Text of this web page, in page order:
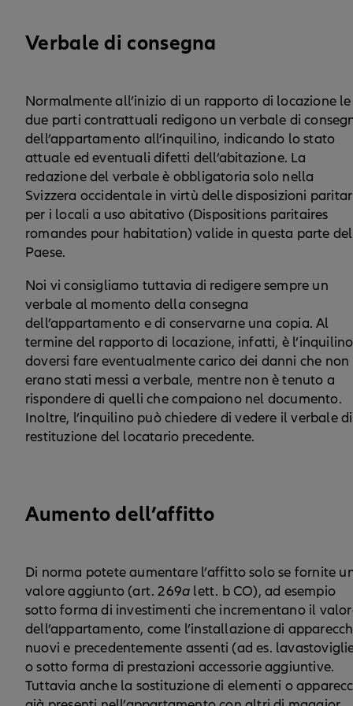
Verbale di consegna
Normalmente all’inizio di un rapporto di locazione le
due parti contrattuali redigono un verbale di
dell’appartamento all’inquilino, indicando lo stato
attuale ed eventuali difetti dell’abitazione. La
redazione del verbale è obbligatoria solo nella
Svizzera occidentale in virtù delle disposizioni
per i locali a uso abitativo (Dispositions paritaires
romandes pour habitation) valide in questa parte del
Paese.
Noi vi consigliamo tuttavia di redigere sempre un
verbale al momento della consegna
dell’appartamento e di conservarne una copia. Al
termine del rapporto di locazione, infatti, è
doversi fare eventualmente carico dei danni che non
erano stati messi a verbale, mentre non è tenuto a
rispondere di quelli che compaiono nel documento.
Inoltre, l’inquilino può chiedere di vedere il verbale di
restituzione del locatario precedente.
Aumento dell’affitto
Di norma potete aumentare l’affitto solo se fornite
valore aggiunto (art. 269a lett. b CO), ad esempio
sotto forma di investimenti che incrementano il
dell’appartamento, come l’installazione di
nuovi e precedentemente assenti (ad es.
o sotto forma di prestazioni accessorie aggiuntive.
Tuttavia anche la sostituzione di elementi o